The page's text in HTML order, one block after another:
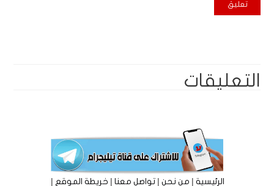
التعليقات
الرئيسية|من نحن|تواصل معنا|خريطة الموقع |